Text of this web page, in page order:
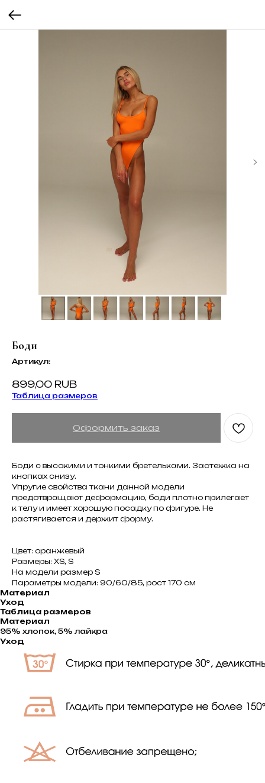
Боди
Артикул:
899,00 RUB
Таблица размеров
Оформить заказ
Боди с высокими и тонкими бретельками. Застежка на
кнопках снизу.
Упругие свойства ткани данной модели
предотвращают деформацию, боди плотно прилегает
к телу и имеет хорошую посадку по фигуре. Не
растягивается и держит форму.
Цвет: оранжевый
Размеры: XS, S
На модели размер S
Параметры модели: 90/60/85, рост 170 см
Материал
Уход
Таблица размеров
Материал
95% хлопок, 5% лайкра
Уход